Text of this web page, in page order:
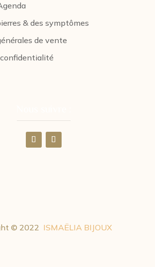
& des symptômes
de vente
© 2022 ISMAËLIA BIJOUX